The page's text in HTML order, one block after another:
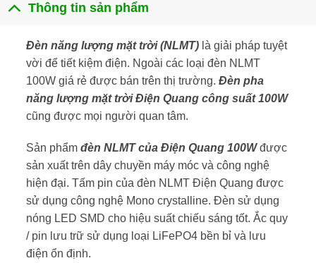
Thông tin sản phẩm
Đèn năng lượng mặt trời (NLMT) là giải pháp tuyệt
vời để tiết kiệm điện. Ngoài các loại đèn NLMT
100W giá rẻ được bán trên thị trường. Đèn pha
năng lượng mặt trời Điện Quang công suất 100W
cũng được mọi người quan tâm.
Sản phẩm đèn NLMT của Điện Quang 100Wđược
sản xuất trên dây chuyền máy móc và công nghệ
hiện đại. Tấm pin của đèn NLMT Điện Quang được
sử dụng công nghệ Mono crystalline. Đèn sử dụng
nóng LED SMD cho hiệu suất chiếu sáng tốt. Ắc quy
/ pin lưu trữ sử dụng loại LiFePO4 bền bỉ và lưu
điện ổn định.